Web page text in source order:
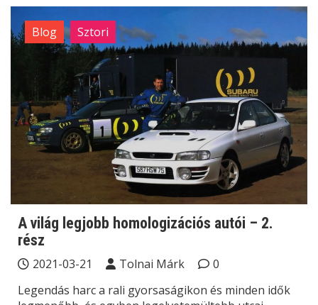
Blog Sztori
A világ legjobb homologizációs autói – 2.
rész
2021-03-21 Tolnai Márk
0
Legendás harc a rali gyorsaságikon és minden idők